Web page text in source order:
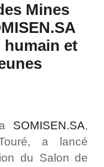
Mines
humain et
SOMISEN.SA,
a lancé
du Salon de